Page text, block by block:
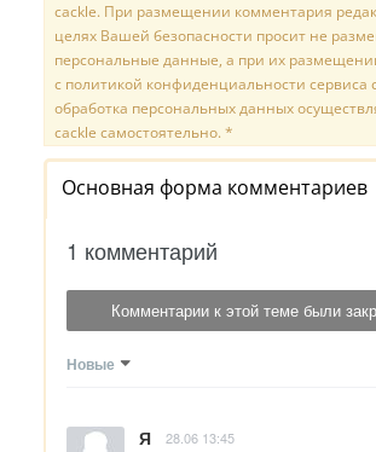
cackle. При размещении комментария
целях Вашей безопасности просит не
персональные данные, а при их
с политикой конфиденциальности сервиса
обработка персональных данных
cackle самостоятельно. *
Основная форма комментариев
1 комментарий
Комментарии к этой теме были
Новые
Я 28.06 13:45